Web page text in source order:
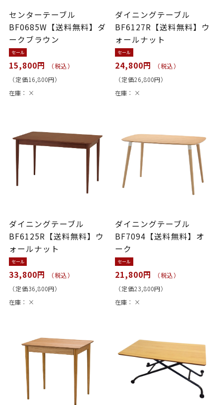
センターテーブル
BF0685W【送料無料】ダ
ークブラウン
セール
15,800円
（税込）
（定価16,800円）
在庫： ×
ダイニングテーブル
BF6127R【送料無料】ウ
ォールナット
セール
24,800円
（税込）
（定価26,800円）
在庫： ×
ダイニングテーブル
BF6125R【送料無料】ウ
ォールナット
セール
33,800円
（税込）
（定価36,800円）
在庫： ×
ダイニングテーブル
BF7094【送料無料】オ
ーク
セール
21,800円
（税込）
（定価23,800円）
在庫： ×